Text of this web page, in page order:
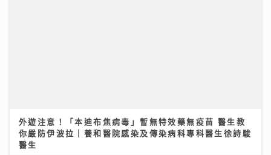
外遊注意！「本迪布焦病毒」暫無特效藥無疫苗 醫生教
你嚴防伊波拉｜養和醫院感染及傳染病科專科醫生徐詩駿
醫生